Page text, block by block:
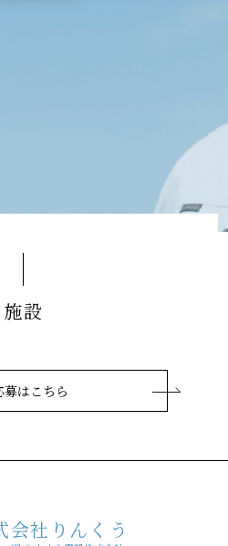
施設
募はこちら
会社りんくう